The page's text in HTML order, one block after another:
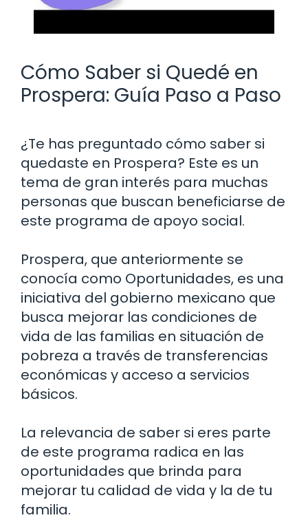
Cómo Saber si Quedé en
Prospera: Guía Paso a Paso
¿Te has preguntado cómo saber si
quedaste en Prospera? Este es un
tema de gran interés para muchas
personas que buscan beneficiarse de
este programa de apoyo social.
Prospera, que anteriormente se
conocía como Oportunidades, es una
iniciativa del gobierno mexicano que
busca mejorar las condiciones de
vida de las familias en situación de
pobreza a través de transferencias
económicas y acceso a servicios
básicos.
La relevancia de saber si eres parte
de este programa radica en las
oportunidades que brinda para
mejorar tu calidad de vida y la de tu
familia.